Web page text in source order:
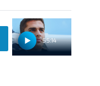
55:14